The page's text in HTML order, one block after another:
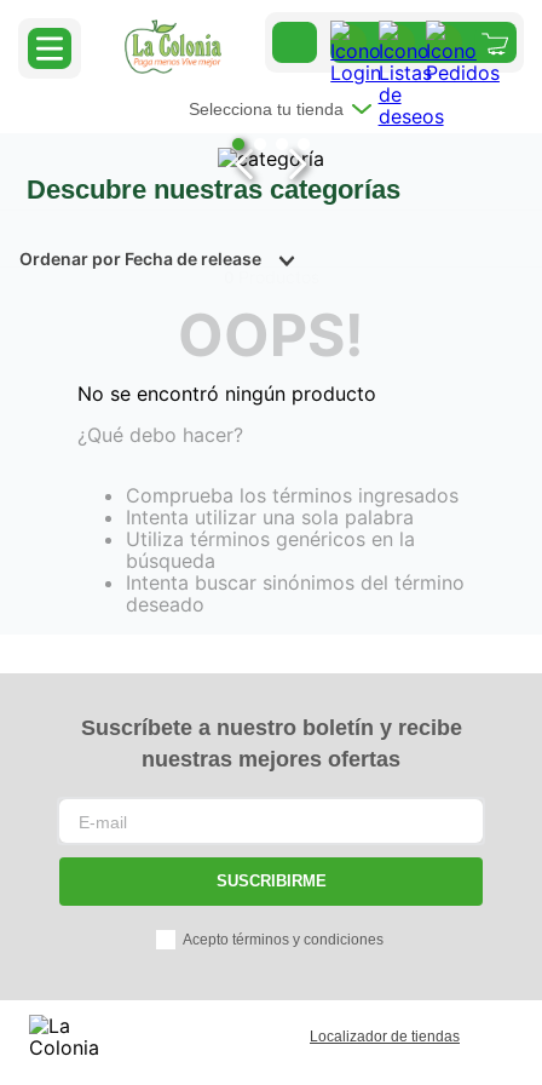
Selecciona tu tienda
Descubre nuestras categorías
Ordenar por Fecha de release
OOPS!
No se encontró ningún producto
¿Qué debo hacer?
Comprueba los términos ingresados
Intenta utilizar una sola palabra
Utiliza términos genéricos en la
búsqueda
Intenta buscar sinónimos del término
deseado
Suscríbete a nuestro boletín y recibe
nuestras mejores ofertas
SUSCRIBIRME
Acepto términos y condiciones
Localizador de tiendas